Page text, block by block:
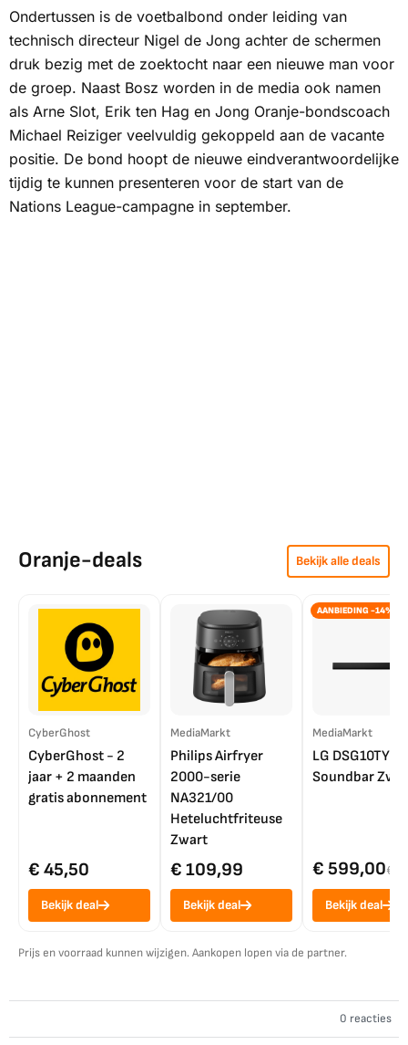
Ondertussen is de voetbalbond onder leiding van
technisch directeur Nigel de Jong achter de schermen
druk bezig met de zoektocht naar een nieuwe man voor
de groep. Naast Bosz worden in de media ook namen
als Arne Slot, Erik ten Hag en Jong Oranje-bondscoach
Michael Reiziger veelvuldig gekoppeld aan de vacante
positie. De bond hoopt de nieuwe eindverantwoordelijke
tijdig te kunnen presenteren voor de start van de
Nations League-campagne in september.
Oranje-deals Bekijk alle deals
CyberGhost
CyberGhost - 2
jaar + 2 maanden
gratis abonnement
€ 45,50
Bekijk deal
MediaMarkt
Philips Airfryer
2000-serie
NA321/00
Heteluchtfriteuse
Zwart
€ 109,99
Bekijk deal
AANBIEDING -14%
MediaMarkt
LG DSG10TY
Soundbar
€ 599,00€
Bekijk deal
Prijs en voorraad kunnen wijzigen. Aankopen lopen via de partner.
0 reacties